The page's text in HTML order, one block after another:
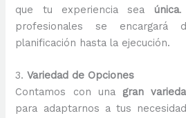
que tu experiencia sea única.
profesionales se
planificación hasta la ejecución.
3.Variedad de Opciones
Contamos con una gran
para adaptarnos a tus